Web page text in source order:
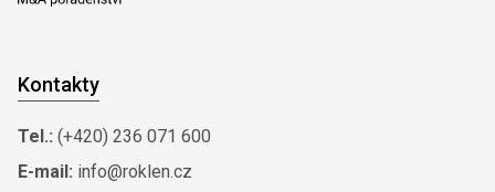
Kontakty
Tel.: (+420) 236 071 600
E-mail: info@roklen.cz